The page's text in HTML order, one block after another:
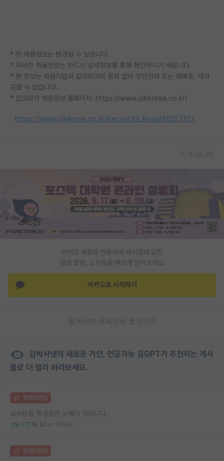
* 위 채용정보는 변경될 수 있습니다.
* 자세한 채용정보는 반드시 상세정보를 통해 확인하시기 바랍니다.
* 본 정보는 채용기업과 잡코리아의 동의 없이 무단전재 또는 재배포, 재가
공할 수 없습니다.
* 잡코리아 채용정보 홈페이지: https://www.jobkorea.co.kr/
https://www.jobkorea.co.kr/Recruit/GI_Read/49227517
카카오 계정과 연동하여 게시글에 달린
댓글 알람, 소식등을 빠르게 받아보세요
카카오로 시작하기
게시판 목록으로 돌아가기
김박사넷의 새로운 거인, 인공지능 김GPT가 추천하는 게시
물로 더 멀리 바라보세요.
명예의전당
교수님들 학생들은 노예가 아닙니다.
132 52 19684
명예의전당